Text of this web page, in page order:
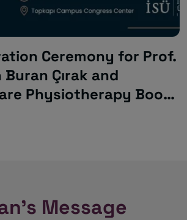
Ceremony for Prof.
Buran Çırak and
Physiotherapy Book
Message